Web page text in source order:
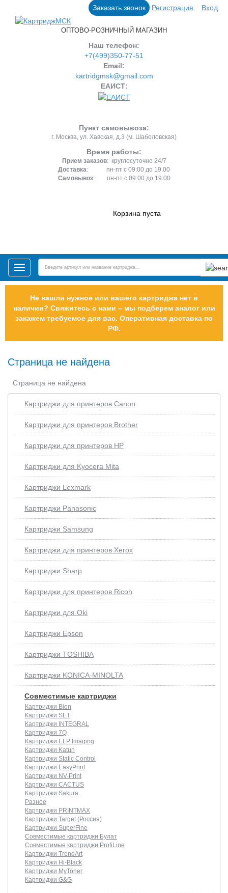
Заказать звонок Регистрация Вход
ОПТОВО-РОЗНИЧНЫЙ МАГАЗИН
Наш телефон:
+7(499)350-77-51
Email:
kartridgmsk@gmail.com
ЕАИСТ:
Пункт самовывоза:
г. Москва, ул. Хавская, д.3 (м. Шаболовская)
Время работы:
Прием заказов: круглосуточно 24/7
Доставка: пн-пт с 09:00 до 19.00
Самовывоз: пн-пт с 09:00 до 19.00
Корзина пуста
Toggle
navigation
Не нашли нужное или вашего картриджа нет в
наличии? Свяжитесь с нами – мы подберем аналог или
закажем требуемое для вас. Оперативная доставка по
РФ.
Страница не найдена
Страница не найдена
Картриджи для принтеров Сanon
Картриджи для принтеров Brother
Картриджи для принтеров HP
Картриджи для Kyocera Mita
Картриджи Lexmark
Картриджи Panasonic
Картриджи Samsung
Картриджи для принтеров Xerox
Картриджи Sharp
Картриджи для принтеров Ricoh
Картриджи для Oki
Картриджи Epson
Картриджи TOSHIBA
Картриджи KONICA-MINOLTA
Совместимые картриджи
Картриджи Bion
Картриджи SET
Картриджи INTEGRAL
Картриджи 7Q
Картриджи ELP Imaging
Картриджи Katun
Картриджи Static Control
Картриджи EasyPrint
Картриджи NV-Print
Картриджи CACTUS
Картриджи Sakura
Разное
Картриджи PRINTMAX
Картриджи Target (Россия)
Картриджи SuperFine
Совместимые картриджи Булат
Совместимые картриджи ProfiLine
Картриджи TrendArt
Картриджи Hi-Black
Картриджи MyToner
Картриджи G&G